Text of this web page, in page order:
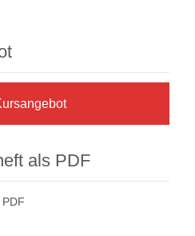
als PDF